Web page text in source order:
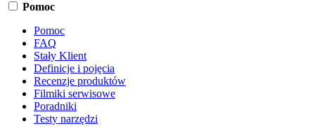
Pomoc
Pomoc
FAQ
Stały Klient
Definicje i pojęcia
Recenzje produktów
Filmiki serwisowe
Poradniki
Testy narzędzi